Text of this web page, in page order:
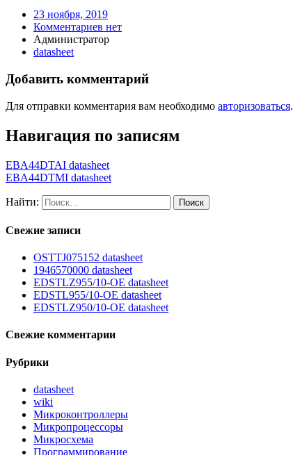
23 ноября, 2019
Комментариев нет
Администратор
datasheet
Добавить комментарий
Для отправки комментария вам необходимо авторизоваться.
Навигация по записям
EBA44DTAI datasheet
EBA44DTMI datasheet
Найти:
Свежие записи
OSTTJ075152 datasheet
1946570000 datasheet
EDSTLZ955/10-OE datasheet
EDSTL955/10-OE datasheet
EDSTLZ950/10-OE datasheet
Свежие комментарии
Рубрики
datasheet
wiki
Микроконтроллеры
Микропроцессоры
Микросхема
Программирование